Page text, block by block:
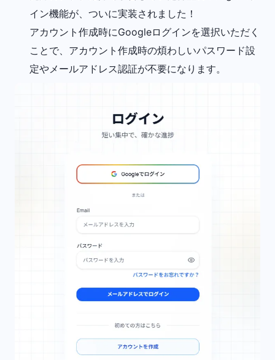
イン機能が、ついに実装されました！
アカウント作成時にGoogleログインを選択いただく
ことで、アカウント作成時の煩わしいパスワード設
定やメールアドレス認証が不要になります。